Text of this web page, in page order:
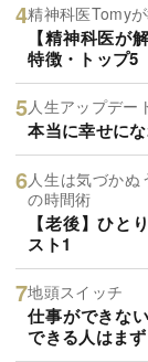
精神科医Tomy
【精神科医が
特徴・トップ5
人生アップデー
本当に幸せに
人生は気づか
の時間術
【老後】ひと
スト1
地頭スイッチ
仕事ができな
できる人はま